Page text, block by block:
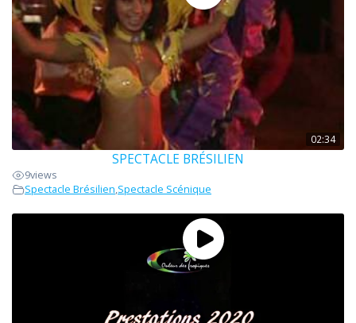
02:34
SPECTACLE BRÉSILIEN
9views
Spectacle Brésilien,Spectacle Scénique